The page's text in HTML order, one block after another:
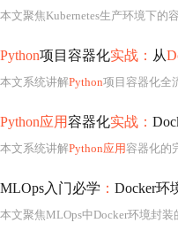
本文聚焦Kubernetes生产环境下的
Python项目容器化实战： 从
本文系统讲解Python项目容器化全
Python应用容器化实战：
本文系统讲解Python应用容器化的
MLOps入门必学 ： Docker环
本文聚焦MLOps中Docker环境封